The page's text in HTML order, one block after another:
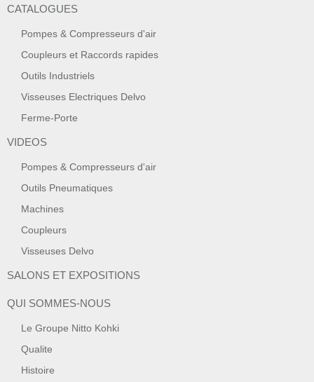
CATALOGUES
Pompes & Compresseurs d'air
Coupleurs et Raccords rapides
Outils Industriels
Visseuses Electriques Delvo
Ferme-Porte
VIDEOS
Pompes & Compresseurs d'air
Outils Pneumatiques
Machines
Coupleurs
Visseuses Delvo
SALONS ET EXPOSITIONS
QUI SOMMES-NOUS
Le Groupe Nitto Kohki
Qualite
Histoire